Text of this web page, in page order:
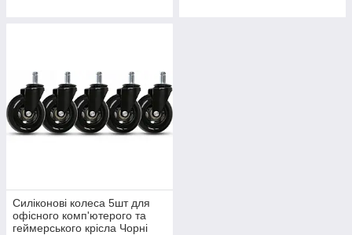
Силіконові колеса 5шт для
офісного комп'ютерого та
геймерського крісла Чорні